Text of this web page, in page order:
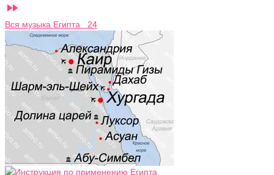

Вся музыка Египта 24